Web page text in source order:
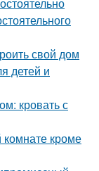
свой дом
детей и
кровать с
комнате кроме